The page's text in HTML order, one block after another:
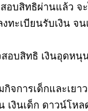
อบสิทธิผ่านแล้ว จ
ทะเบียนรับเงิน จ
อบสิทธิ เงินอุดหนุ
กิจการเด็กและเยา
เงินเด็ก ดาวน์โหล